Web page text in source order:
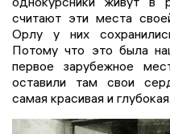
считают эти места
Орлу у них
Потому что это была
первое зарубежное
оставили там свои
самая красивая и глубокая.